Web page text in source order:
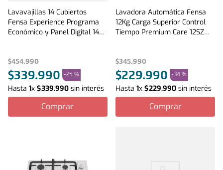
Lavavajillas 14 Cubiertos
Fensa Experience Programa
Económico y Panel Digital 14SZ
$454.990
$339.990 -25 %
Hasta 1x $339.990 sin interés
Comprar
Lavadora Automática Fensa
12Kg Carga Superior Control
Tiempo Premium Care 12SZ
$345.990
$229.990 -34 %
Hasta1x$229.990 sin interés
Comprar